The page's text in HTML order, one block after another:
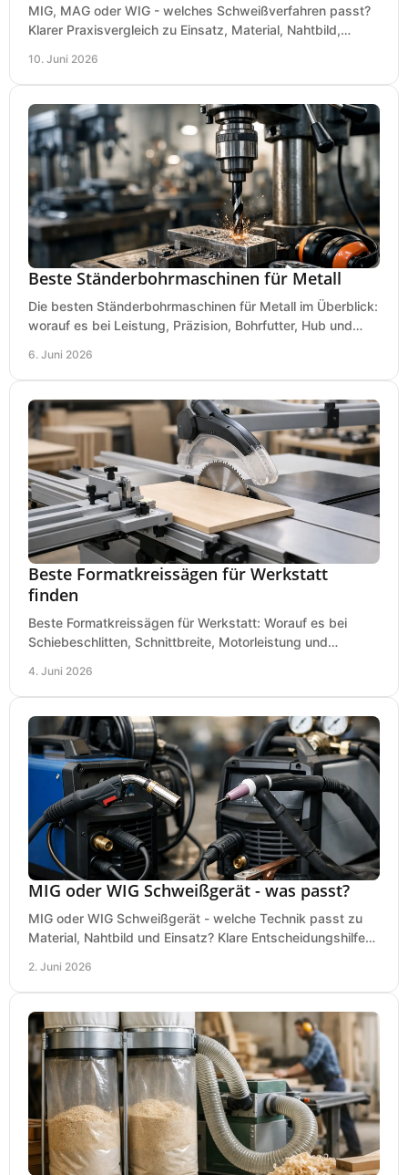
MIG, MAG oder WIG - welches Schweißverfahren passt?
Klarer Praxisvergleich zu Einsatz, Material, Nahtbild,
10. Juni 2026
Beste Ständerbohrmaschinen für Metall
Die besten Ständerbohrmaschinen für Metall im Überblick:
worauf es bei Leistung, Präzision, Bohrfutter, Hub und
6. Juni 2026
Beste Formatkreissägen für Werkstatt
finden
Beste Formatkreissägen für Werkstatt: Worauf es bei
Schiebeschlitten, Schnittbreite, Motorleistung und
4. Juni 2026
MIG oder WIG Schweißgerät - was passt?
MIG oder WIG Schweißgerät - welche Technik passt zu
Material, Nahtbild und Einsatz? Klare Entscheidungshilfe
2. Juni 2026